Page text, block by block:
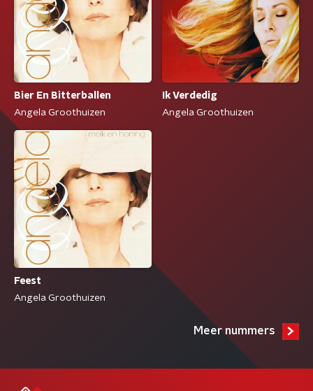
Bier En Bitterballen
Angela Groothuizen
Ik Verdedig
Angela Groothuizen
Feest
Angela Groothuizen
Meer nummers